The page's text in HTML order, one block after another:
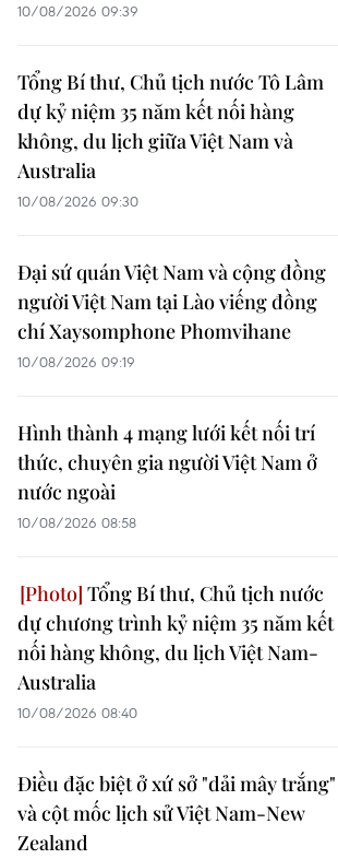
10/08/2026 09:39
Tổng Bí thư, Chủ tịch nước Tô Lâm
dự kỷ niệm 35 năm kết nối hàng
không, du lịch giữa Việt Nam và
Australia
10/08/2026 09:30
Đại sứ quán Việt Nam và cộng đồng
người Việt Nam tại Lào viếng đồng
chí Xaysomphone Phomvihane
10/08/2026 09:19
Hình thành 4 mạng lưới kết nối trí
thức, chuyên gia người Việt Nam ở
nước ngoài
10/08/2026 08:58
Tổng Bí thư, Chủ tịch nước
dự chương trình kỷ niệm 35 năm kết
nối hàng không, du lịch Việt Nam-
Australia
10/08/2026 08:40
Điều đặc biệt ở xứ sở "dải mây trắng"
và cột mốc lịch sử Việt Nam-New
Zealand